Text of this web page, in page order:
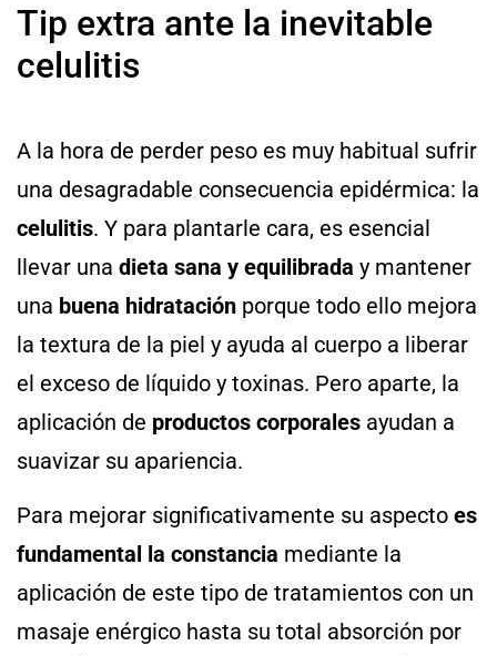
Tip extra ante la inevitable
celulitis
A la hora de perder peso es muy habitual sufrir
una desagradable consecuencia epidérmica: la
celulitis. Y para plantarle cara, es esencial
llevar una dieta sana y equilibrada y mantener
una buena hidratación porque todo ello mejora
la textura de la piel y ayuda al cuerpo a liberar
el exceso de líquido y toxinas. Pero aparte, la
aplicación de productos corporales ayudan a
suavizar su apariencia.
Para mejorar significativamente su aspecto es
fundamental la constancia mediante la
aplicación de este tipo de tratamientos con un
masaje enérgico hasta su total absorción por